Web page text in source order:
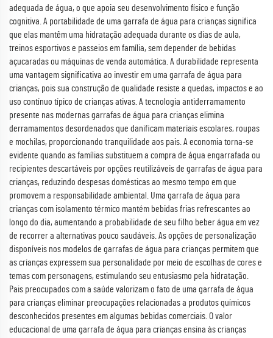
adequada de água, o que apoia seu desenvolvimento físico e função
cognitiva. A portabilidade de uma garrafa de água para crianças significa
que elas mantêm uma hidratação adequada durante os dias de aula,
treinos esportivos e passeios em família, sem depender de bebidas
açucaradas ou máquinas de venda automática. A durabilidade representa
uma vantagem significativa ao investir em uma garrafa de água para
crianças, pois sua construção de qualidade resiste a quedas, impactos e ao
uso contínuo típico de crianças ativas. A tecnologia antiderramamento
presente nas modernas garrafas de água para crianças elimina
derramamentos desordenados que danificam materiais escolares, roupas
e mochilas, proporcionando tranquilidade aos pais. A economia torna-se
evidente quando as famílias substituem a compra de água engarrafada ou
recipientes descartáveis por opções reutilizáveis de garrafas de água para
crianças, reduzindo despesas domésticas ao mesmo tempo em que
promovem a responsabilidade ambiental. Uma garrafa de água para
crianças com isolamento térmico mantém bebidas frias refrescantes ao
longo do dia, aumentando a probabilidade de seu filho beber água em vez
de recorrer a alternativas pouco saudáveis. As opções de personalização
disponíveis nos modelos de garrafas de água para crianças permitem que
as crianças expressem sua personalidade por meio de escolhas de cores e
temas com personagens, estimulando seu entusiasmo pela hidratação.
Pais preocupados com a saúde valorizam o fato de uma garrafa de água
para crianças eliminar preocupações relacionadas a produtos químicos
desconhecidos presentes em algumas bebidas comerciais. O valor
educacional de uma garrafa de água para crianças ensina às crianças